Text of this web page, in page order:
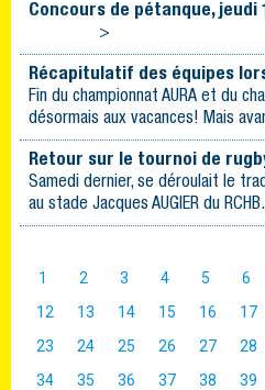
Concours de pétanque, jeudi
>
Récapitulatif des équipes
Fin du championnat AURA et du
désormais aux vacances! Mais
Retour sur le tournoi de
Samedi dernier, se déroulait le
au stade Jacques AUGIER du
1 2 3 4 5 6
12
13 14 15 16 17
23
24 25 26 27 28
34
35 36 37 38 39